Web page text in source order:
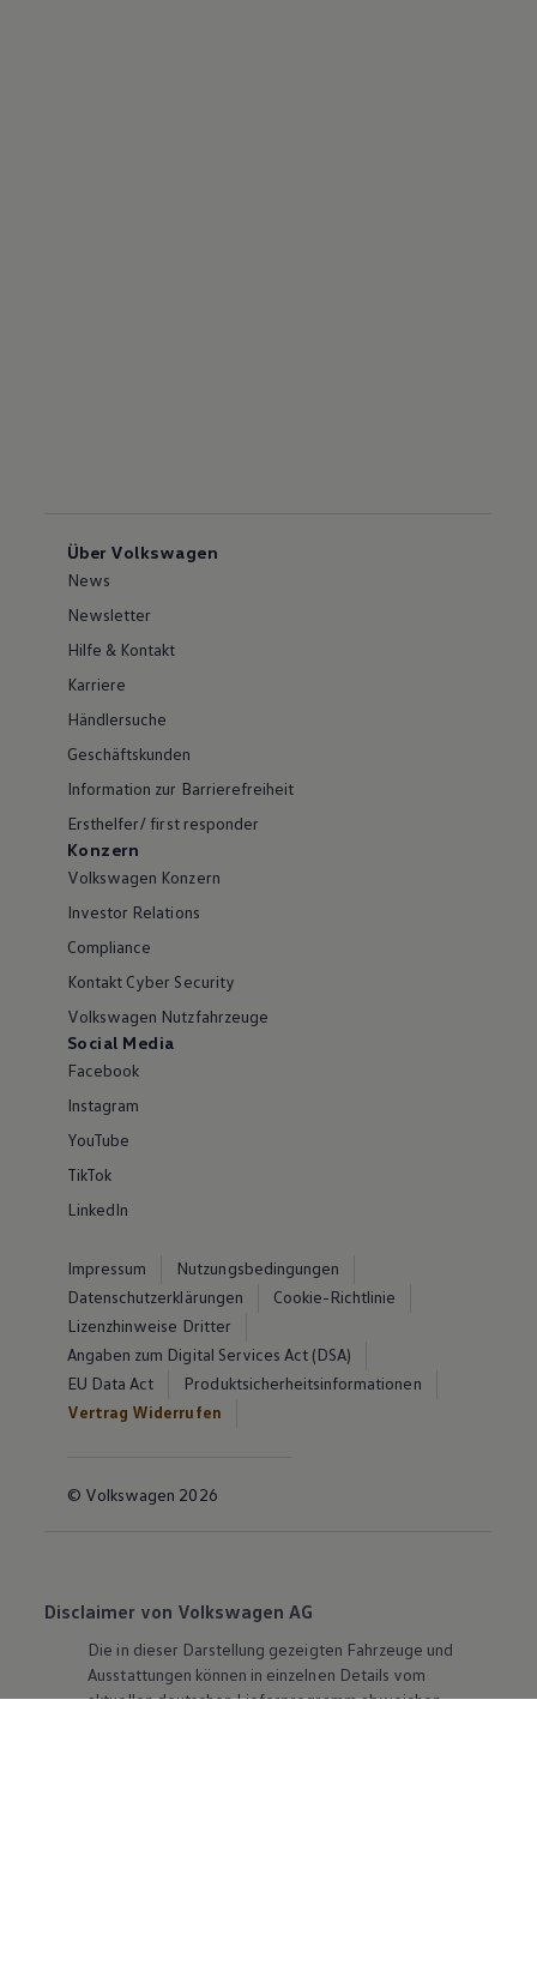
Über Volkswagen
News
Newsletter
Hilfe & Kontakt
Karriere
Händlersuche
Geschäftskunden
Information zur Barrierefreiheit
Ersthelfer/ first responder
Konzern
Volkswagen Konzern
Investor Relations
Compliance
Kontakt Cyber Security
Volkswagen Nutzfahrzeuge
Social Media
Facebook
Instagram
YouTube
TikTok
LinkedIn
Impressum
Nutzungsbedingungen
Datenschutzerklärungen
Cookie-Richtlinie
Lizenzhinweise Dritter
Angaben zum Digital Services Act (DSA)
EU Data Act
Produktsicherheitsinformationen
Vertrag Widerrufen
© Volkswagen 2026
Disclaimer von Volkswagen AG
Die in dieser Darstellung gezeigten Fahrzeuge und
Ausstattungen können in einzelnen Details vom
aktuellen deutschen Lieferprogramm abweichen.